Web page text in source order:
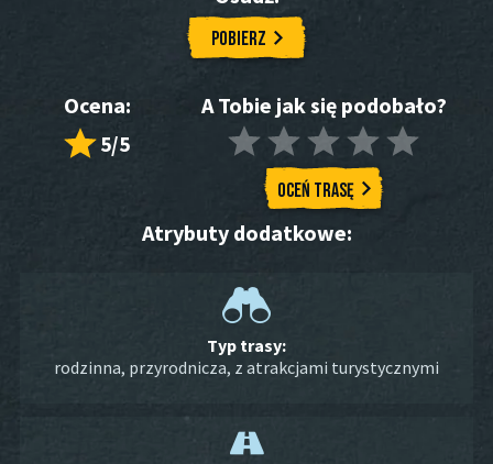
Pobierz
Ocena:
5/5
A Tobie jak się podobało?
Oceń trasę
Atrybuty dodatkowe:
Typ trasy:
rodzinna, przyrodnicza, z atrakcjami turystycznymi